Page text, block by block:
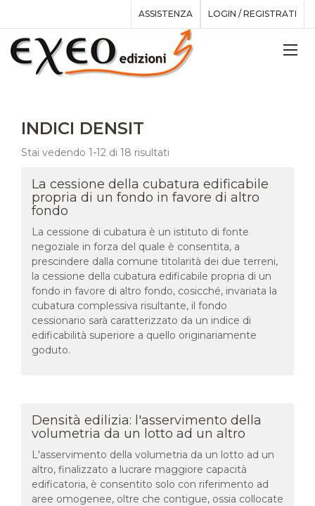
ASSISTENZA LOGIN / REGISTRATI
INDICI DENSIT
Stai vedendo 1-12 di 18 risultati
La cessione della cubatura edificabile
propria di un fondo in favore di altro
fondo
La cessione di cubatura è un istituto di fonte
negoziale in forza del quale è consentita, a
prescindere dalla comune titolarità dei due terreni,
la cessione della cubatura edificabile propria di un
fondo in favore di altro fondo, cosicché, invariata la
cubatura complessiva risultante, il fondo
cessionario sarà caratterizzato da un indice di
edificabilità superiore a quello originariamente
goduto.
Densità edilizia: l'asservimento della
volumetria da un lotto ad un altro
L'asservimento della volumetria da un lotto ad un
altro, finalizzato a lucrare maggiore capacità
edificatoria, è consentito solo con riferimento ad
aree omogenee, oltre che contigue, ossia collocate